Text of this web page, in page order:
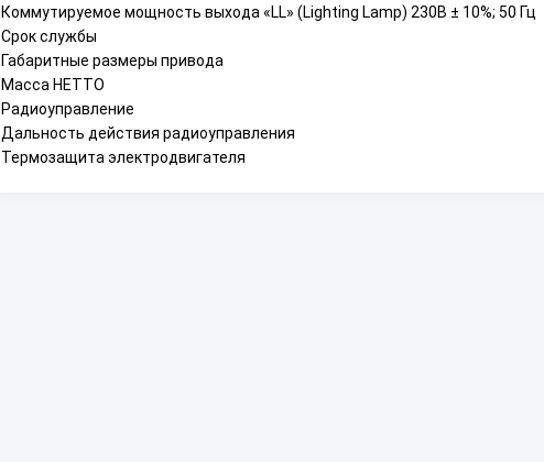
Коммутируемое мощность выхода «LL» (Lighting Lamp) 230B ± 10%; 50 Гц
Срок службы
Габаритные размеры привода
Масса НЕТТО
Радиоуправление
Дальность действия радиоуправления
Термозащита электродвигателя